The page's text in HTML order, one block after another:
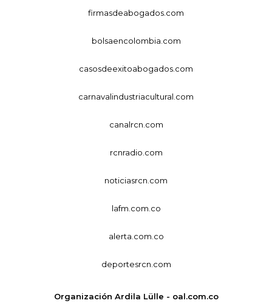
firmasdeabogados.com
bolsaencolombia.com
casosdeexitoabogados.com
carnavalindustriacultural.com
canalrcn.com
rcnradio.com
noticiasrcn.com
lafm.com.co
alerta.com.co
deportesrcn.com
Organización Ardila Lülle - oal.com.co